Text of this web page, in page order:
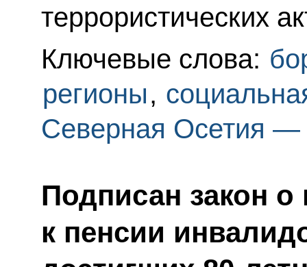
террористических
Ключевые слова:
регионы,
Северная Осетия —
Подписан закон о
к пенсии